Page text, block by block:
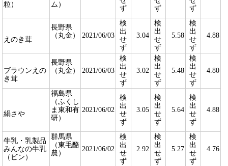
粒）
ム）
ず
ず
ず
えのき茸
長野県
（丸金）
2021/06/03
検
出
せ
ず
3.04
検
出
せ
ず
5.58
検
出
せ
ず
4.88
ブラウンえの
き茸
長野県
（丸金）
2021/06/03
検
出
せ
ず
3.02
検
出
せ
ず
5.48
検
出
せ
ず
4.80
絹さや
福島県
（ふくし
ま東和有
研）
2021/06/02
検
出
せ
ず
3.05
検
出
せ
ず
5.64
検
出
せ
ず
4.88
牛乳・乳製品
みんなの牛乳
（ビン）
群馬県
（東毛酪
農）
2021/06/02
検
出
せ
ず
2.92
検
出
せ
ず
5.27
検
出
せ
ず
4.76